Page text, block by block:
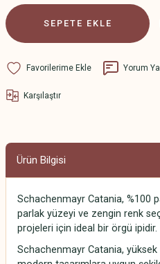
SEPETE EKLE
Yorum
Karşılaştır
Ürün Bilgisi
Schachenmayr Catania, %100
parlak yüzeyi ve zengin renk
projeleri için ideal bir örgü ipidir.
Schachenmayr Catania,